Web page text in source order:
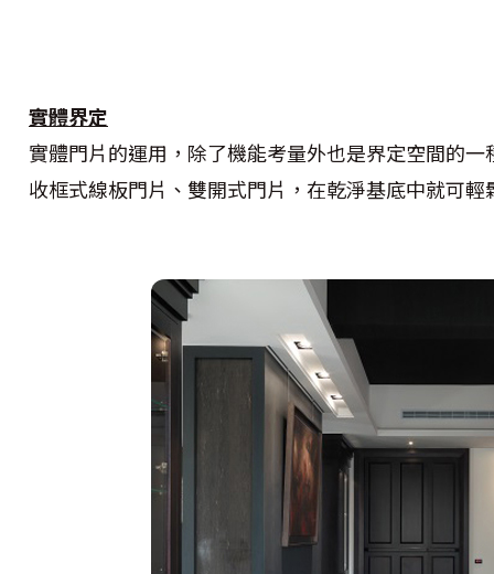
實體界定
實體門片的運用，除了機能考量外也是界定空間的
收框式線板門片、雙開式門片，在乾淨基底中就可